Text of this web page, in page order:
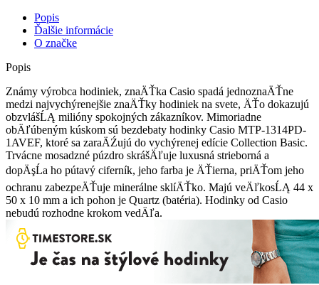
Popis
Ďalšie informácie
O značke
Popis
Známy výrobca hodiniek, znaÄŤka Casio spadá jednoznaÄŤne
medzi najvychýrenejšie znaÄŤky hodiniek na svete, ÄŤo dokazujú
obzvlášĹĄ milióny spokojných zákazníkov. Mimoriadne
obÄľúbeným kúskom sú bezdebaty hodinky Casio MTP-1314PD-
1AVEF, ktoré sa zaraÄŹujú do vychýrenej edície Collection Basic.
Trvácne mosadzné púzdro skrášÄľuje luxusná strieborná a
dopÄşĹa ho pútavý ciferník, jeho farba je ÄŤierna, priÄŤom jeho
ochranu zabezpeÄŤuje minerálne sklíÄŤko. Majú veÄľkosĹĄ 44 x
50 x 10 mm a ich pohon je Quartz (batéria). Hodinky od Casio
nebudú rozhodne krokom vedÄľa.